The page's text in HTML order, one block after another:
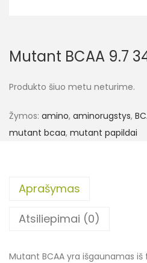
Mutant BCAA 9.7
Produkto šiuo metu neturime.
Žymos: amino, aminorugstys,
mutant bcaa, mutant papildai
Aprašymas
Atsiliepimai (0)
Mutant BCAA yra išgaunamas